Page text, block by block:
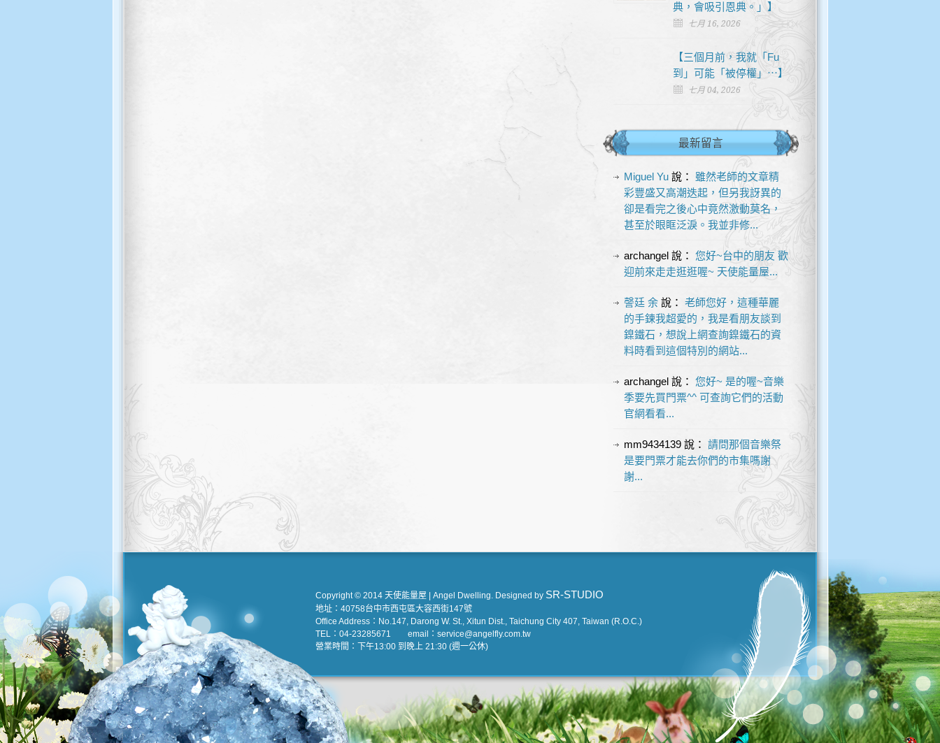
典，會吸引恩典。」】
七月 16, 2026
【三個月前，我就「Fu
到」可能「被停權」⋯】
七月 04, 2026
最新留言
Miguel Yu說： 雖然老師的文章精
彩豐盛又高潮迭起，但另我訝異的
卻是看完之後心中竟然激動莫名，
甚至於眼眶泛淚。我並非修...
archangel說： 您好~台中的朋友 歡
迎前來走走逛逛喔~ 天使能量屋...
謦廷 余說： 老師您好，這種華麗
的手鍊我超愛的，我是看朋友談到
鎳鐵石，想說上網查詢鎳鐵石的資
料時看到這個特別的網站...
archangel說： 您好~ 是的喔~音樂
季要先買門票^^ 可查詢它們的活動
官網看看...
mm9434139說： 請問那個音樂祭
是要門票才能去你們的市集嗎謝
謝...
Copyright © 2014 天使能量屋 | Angel Dwelling. Designed by SR-STUDIO
地址：40758台中市西屯區大容西街147號
Office Address：No.147, Darong W. St., Xitun Dist., Taichung City 407, Taiwan (R.O.C.)
TEL：04-23285671 email：service@angelfly.com.tw
營業時間：下午13:00 到晚上 21:30 (週一公休)